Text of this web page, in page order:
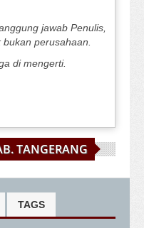
jawab Penulis,
perusahaan.
di mengerti.
TANGERANG
TAGS